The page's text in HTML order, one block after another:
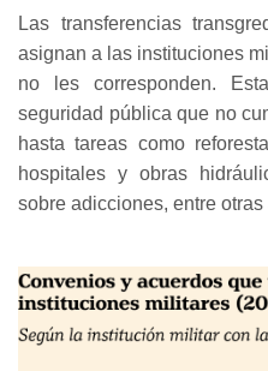
Las transferencias
asignan a las instituciones
no les corresponden.
seguridad pública que no
hasta tareas como
hospitales y obras
sobre adicciones, entre